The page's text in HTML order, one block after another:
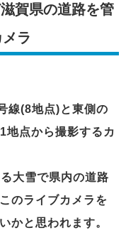
賀県の道路を管
ラ
線(8地点)と東側の
地点から撮影するカ
大雪で県内の道路
のライブカメラを
かと思われます。